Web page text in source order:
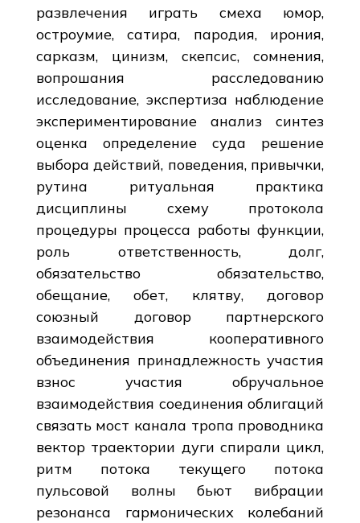
развлечения играть смеха юмор,
остроумие, сатира, пародия, ирония,
сарказм, цинизм, скепсис, сомнения,
вопрошания расследованию
исследование, экспертиза наблюдение
экспериментирование анализ синтез
оценка определение суда решение
выбора действий, поведения, привычки,
рутина ритуальная практика
дисциплины схему протокола
процедуры процесса работы функции,
роль ответственность, долг,
обязательство обязательство,
обещание, обет, клятву, договор
союзный договор партнерского
взаимодействия кооперативного
объединения принадлежность участия
взнос участия обручальное
взаимодействия соединения облигаций
связать мост канала тропа проводника
вектор траектории дуги спирали цикл,
ритм потока текущего потока
пульсовой волны бьют вибрации
резонанса гармонических колебаний